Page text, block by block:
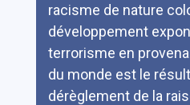
racisme de nature
développement
terrorisme en
du monde est le
dérèglement de la